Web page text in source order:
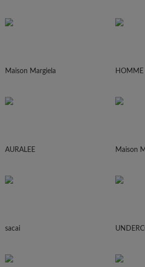
Maison Margiela HOMME
AURALEE Maison
sacai